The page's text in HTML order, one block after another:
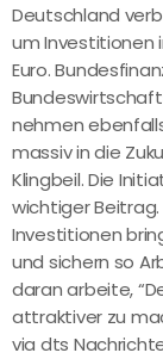
Deutschland
um Investitionen
Euro.
nehmen
massiv in die
Klingbeil. Die
wichtiger
Investitionen
und sichern so
daran arbeite,
attraktiver zu
via dts